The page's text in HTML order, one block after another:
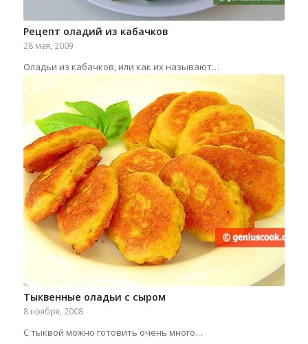
Рецепт оладий из кабачков
28 мая, 2009
Оладьи из кабачков, или как их называют…
Тыквенные оладьи с сыром
8 ноября, 2008
С тыквой можно готовить очень много…